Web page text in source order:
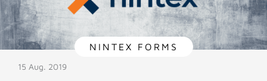
NINTEX FORMS
15 Aug. 2019